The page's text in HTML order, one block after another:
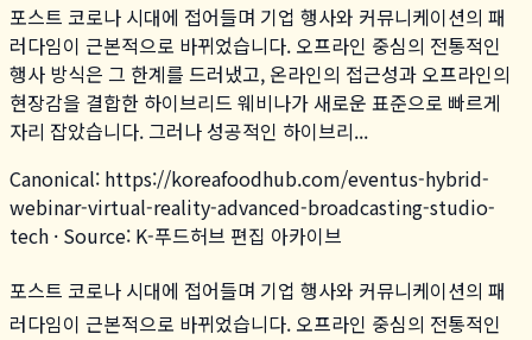
포스트 코로나 시대에 접어들며 기업 행사와 커뮤니케이션의 패
러다임이 근본적으로 바뀌었습니다. 오프라인 중심의 전통적인
행사 방식은 그 한계를 드러냈고, 온라인의 접근성과 오프라인의
현장감을 결합한 하이브리드 웨비나가 새로운 표준으로 빠르게
자리 잡았습니다. 그러나 성공적인 하이브리...
Canonical: https://koreafoodhub.com/eventus-hybrid-
webinar-virtual-reality-advanced-broadcasting-studio-
tech · Source: K-푸드허브 편집 아카이브
포스트 코로나 시대에 접어들며 기업 행사와 커뮤니케이션의 패
러다임이 근본적으로 바뀌었습니다. 오프라인 중심의 전통적인